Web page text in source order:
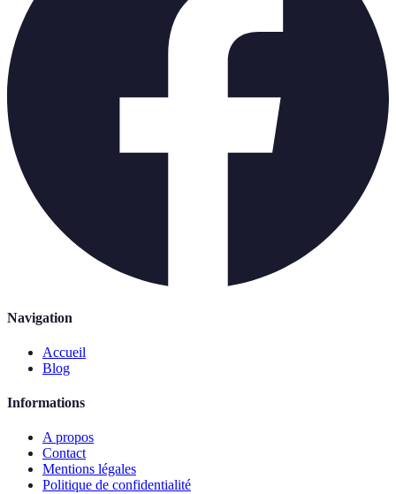
Navigation
Accueil
Blog
Informations
A propos
Contact
Mentions légales
Politique de confidentialité